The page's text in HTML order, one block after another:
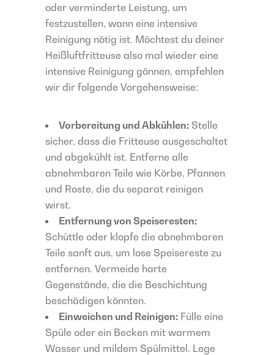
oder verminderte Leistung, um
festzustellen, wann eine intensive
Reinigung nötig ist. Möchtest du deiner
Heißluftfritteuse also mal wieder eine
intensive Reinigung gönnen, empfehlen
wir dir folgende Vorgehensweise:
Vorbereitung und Abkühlen: Stelle
sicher, dass die Fritteuse ausgeschaltet
und abgekühlt ist. Entferne alle
abnehmbaren Teile wie Körbe, Pfannen
und Roste, die du separat reinigen
wirst.
Entfernung von Speiseresten:
Schüttle oder klopfe die abnehmbaren
Teile sanft aus, um lose Speisereste zu
entfernen. Vermeide harte
Gegenstände, die die Beschichtung
beschädigen könnten.
Einweichen und Reinigen: Fülle eine
Spüle oder ein Becken mit warmem
Wasser und mildem Spülmittel. Lege